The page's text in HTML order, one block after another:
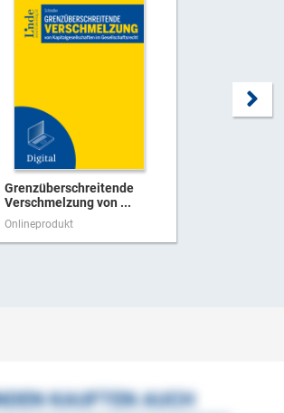
Grenzüberschreitende
Verschmelzung von ...
Onlineprodukt
KAUFTEN AUCH